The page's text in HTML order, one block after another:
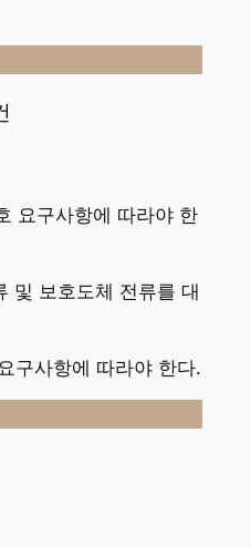
요구사항에 따라야 한
및 보호도체 전류를 대
구사항에 따라야 한다.